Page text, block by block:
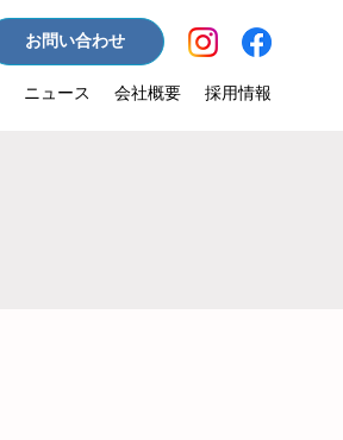
お問い合わせ
ニュース 会社概要 採用情報